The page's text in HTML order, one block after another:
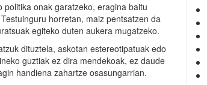
onak garatzeko, eragina baitu
horretan, maiz pentsatzen da
egiteko duten aukera mugatzeko.
dituztela, askotan estereotipatuak edo
guztiak ez dira mendekoak, ez daude
handiena zahartze osasungarrian.